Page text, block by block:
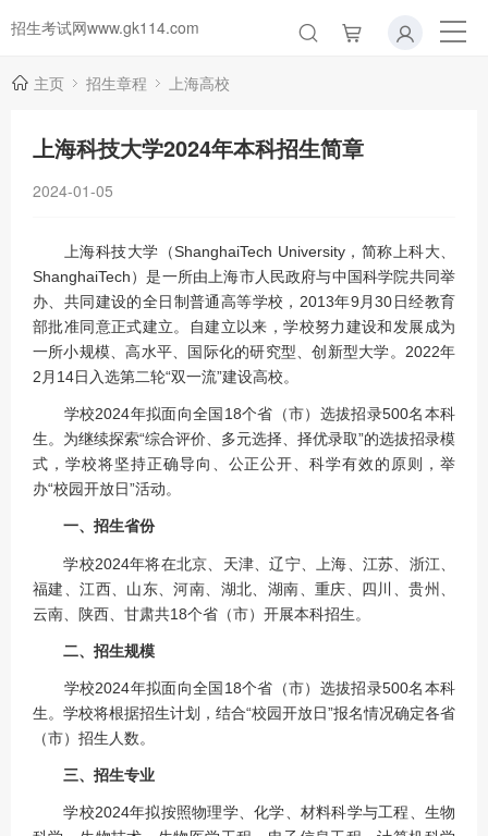
招生考试网www.gk114.com
主页 招生章程 上海高校
上海科技大学2024年本科招生简章
2024-01-05
上海科技大学（ShanghaiTech University，简称上科大、
ShanghaiTech）是一所由上海市人民政府与中国科学院共同举
办、共同建设的全日制普通高等学校，2013年9月30日经教育
部批准同意正式建立。自建立以来，学校努力建设和发展成为
一所小规模、高水平、国际化的研究型、创新型大学。2022年
2月14日入选第二轮“双一流”建设高校。
学校2024年拟面向全国18个省（市）选拔招录500名本科
生。为继续探索“综合评价、多元选择、择优录取”的选拔招录模
式，学校将坚持正确导向、公正公开、科学有效的原则，举
办“校园开放日”活动。
一、招生省份
学校2024年将在北京、天津、辽宁、上海、江苏、浙江、
福建、江西、山东、河南、湖北、湖南、重庆、四川、贵州、
云南、陕西、甘肃共18个省（市）开展本科招生。
二、招生规模
学校2024年拟面向全国18个省（市）选拔招录500名本科
生。学校将根据招生计划，结合“校园开放日”报名情况确定各省
（市）招生人数。
三、招生专业
学校2024年拟按照物理学、化学、材料科学与工程、生物